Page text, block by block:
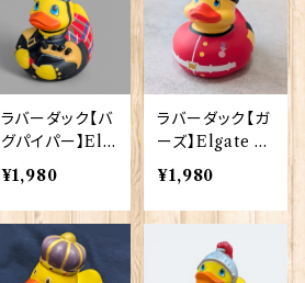
ラバーダック【バ
グパイパー】Elg
ate Products
90380
¥1,980
ラバーダック【ガ
ーズ】Elgate Pr
oducts 90379
¥1,980